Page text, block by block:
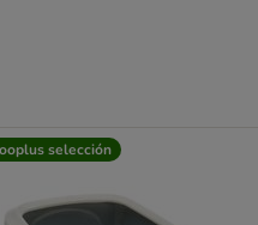
selección